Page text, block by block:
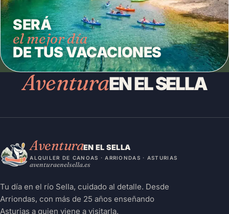
SERÁ
el mejor día
DE TUS VACACIONES
AventuraEN EL SELLA
AventuraEN EL SELLA
ALQUILER DE CANOAS · ARRIONDAS · ASTURIAS
aventuraenelsella.es
Tu día en el río Sella, cuidado al detalle. Desde
Arriondas, con más de 25 años enseñando
Asturias a quien viene a visitarla.